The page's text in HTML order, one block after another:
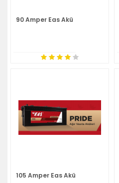
90 Amper Eas Akü
105 Amper Eas Akü